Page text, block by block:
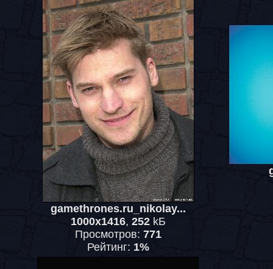
gamethrones.ru_nikolay...
1000x1416, 252kБ
Просмотров: 771
Рейтинг: 1%